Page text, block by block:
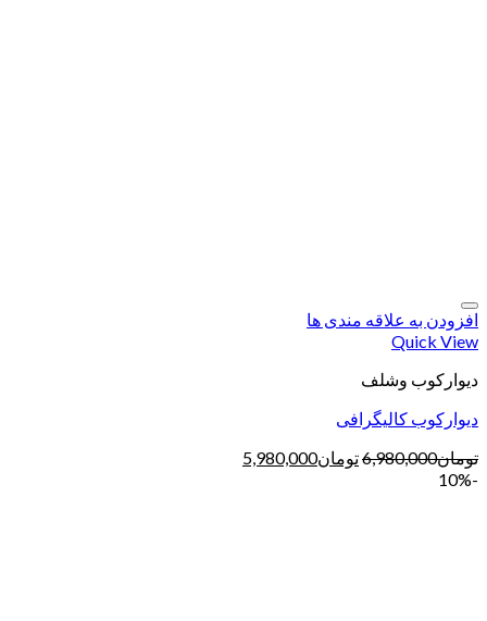
افزودن به علاقه مندی ها
Quick View
دیوارکوب وشلف
دیوارکوب کالیگرافی
تومان6,980,000تومان5,980,000
-10%